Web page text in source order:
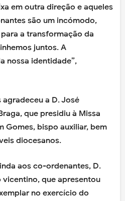
em outra direção e aqueles
são um incómodo,
a transformação da
juntos. A
nossa identidade”,
a D. José
que presidiu à Missa
Gomes, bispo auxiliar, bem
diocesanos.
aos co-ordenantes, D.
que apresentou
no exercício do